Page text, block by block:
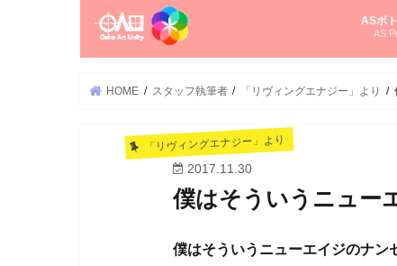
ASボ
AS
HOME スタッフ執筆者 「リヴィングエナジー」より
「リヴィングエナジー」より
2017.11.30
僕はそういうニュー
僕はそういうニューエイジのナン